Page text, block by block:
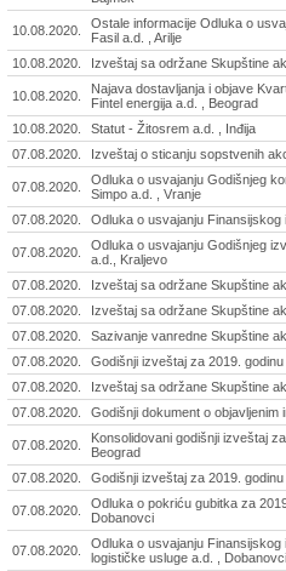
10.08.2020.
Ostale informacije Odluka o
Fasil a.d. , Arilje
10.08.2020.
Izveštaj sa održane Skupštine
10.08.2020.
Najava dostavljanja i objave
Fintel energija a.d. , Beograd
10.08.2020.
Statut - Žitosrem a.d. , Inđija
07.08.2020.
Izveštaj o sticanju sopstvenih
07.08.2020.
Odluka o usvajanju Godišnjeg
Simpo a.d. , Vranje
07.08.2020.
Odluka o usvajanju
07.08.2020.
Odluka o usvajanju Godišnjeg
a.d., Kraljevo
07.08.2020.
Izveštaj sa održane Skupštine
07.08.2020.
Izveštaj sa održane Skupštine
07.08.2020.
Sazivanje vanredne Skupštine
07.08.2020.
Godišnji izveštaj za 2019.
07.08.2020.
Izveštaj sa održane Skupštine
07.08.2020.
Godišnji dokument o
07.08.2020.
Konsolidovani godišnji izveštaj
Beograd
07.08.2020.
Godišnji izveštaj za 2019.
07.08.2020.
Odluka o pokriću gubitka za
Dobanovci
07.08.2020.
Odluka o usvajanju
logističke usluge a.d. , Dobanovci